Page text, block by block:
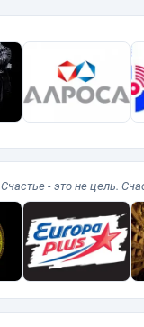
Счастье - это не цель.